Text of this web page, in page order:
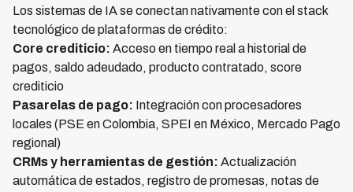
Los sistemas de IA se conectan nativamente con el stack
tecnológico de plataformas de crédito:
Core crediticio: Acceso en tiempo real a historial de
pagos, saldo adeudado, producto contratado, score
crediticio
Pasarelas de pago: Integración con procesadores
locales (PSE en Colombia, SPEI en México, Mercado Pago
regional)
CRMs y herramientas de gestión: Actualización
automática de estados, registro de promesas, notas de